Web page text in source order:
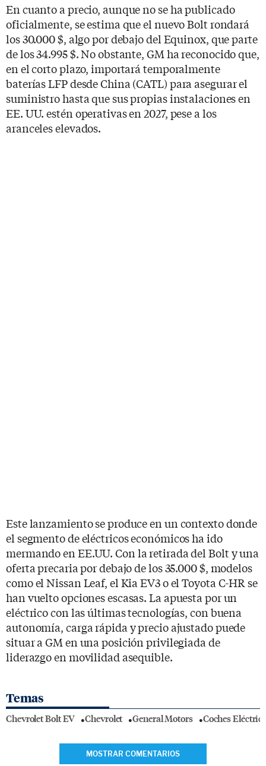
En cuanto a precio, aunque no se ha publicado
oficialmente, se estima que el nuevo Bolt rondará
los 30.000 $, algo por debajo del Equinox, que parte
de los 34.995 $. No obstante, GM ha reconocido que,
en el corto plazo, importará temporalmente
baterías LFP desde China (CATL) para asegurar el
suministro hasta que sus propias instalaciones en
EE. UU. estén operativas en 2027, pese a los
aranceles elevados.
Este lanzamiento se produce en un contexto donde
el segmento de eléctricos económicos ha ido
mermando en EE.UU. Con la retirada del Bolt y una
oferta precaria por debajo de los 35.000 $, modelos
como el Nissan Leaf, el Kia EV3 o el Toyota C-HR se
han vuelto opciones escasas. La apuesta por un
eléctrico con las últimas tecnologías, con buena
autonomía, carga rápida y precio ajustado puede
situar a GM en una posición privilegiada de
liderazgo en movilidad asequible.
Temas
Chevrolet Bolt EV Chevrolet General Motors Coches
MOSTRAR COMENTARIOS